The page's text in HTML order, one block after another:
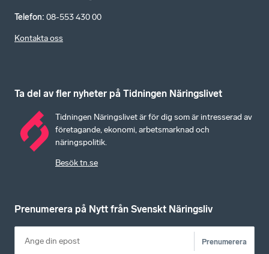
Telefon: 08-553 430 00
Kontakta oss
Ta del av fler nyheter på Tidningen Näringslivet
Tidningen Näringslivet är för dig som är intresserad av
företagande, ekonomi, arbetsmarknad och
näringspolitik.
Besök tn.se
Prenumerera på Nytt från Svenskt Näringsliv
Prenumerera